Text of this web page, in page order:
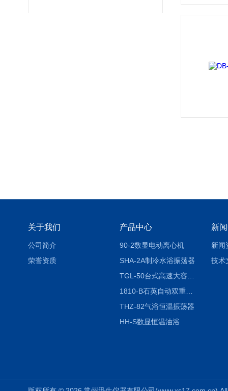
关于我们
公司简介
荣誉资质
产品中心
90-2数显电动离心机
SHA-2A制冷水浴振荡器
1810-B石英自动双重纯水蒸馏水器
THZ-82气浴恒温振荡器
HH-S数显恒温油浴
新
新闻
技术